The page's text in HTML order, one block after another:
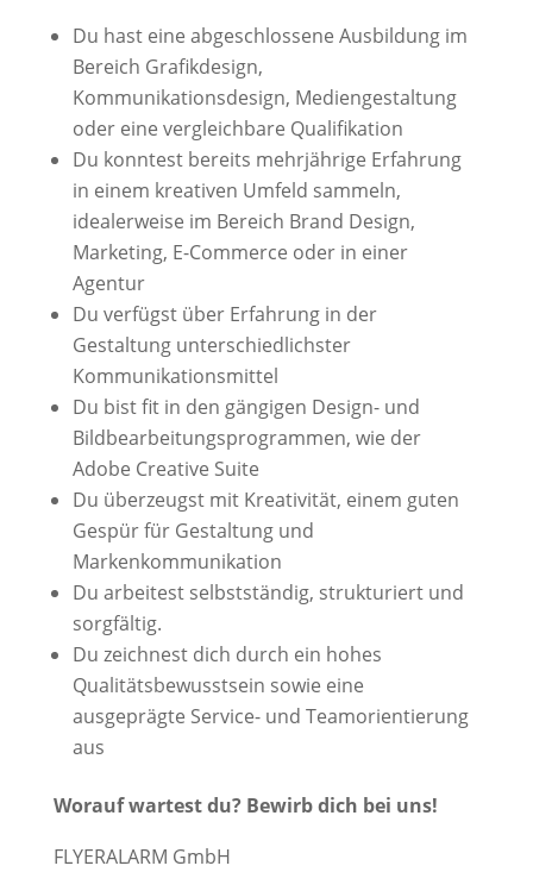
Du hast eine abgeschlossene Ausbildung im
Bereich Grafikdesign,
Kommunikationsdesign, Mediengestaltung
oder eine vergleichbare Qualifikation
Du konntest bereits mehrjährige Erfahrung
in einem kreativen Umfeld sammeln,
idealerweise im Bereich Brand Design,
Marketing, E-Commerce oder in einer
Agentur
Du verfügst über Erfahrung in der
Gestaltung unterschiedlichster
Kommunikationsmittel
Du bist fit in den gängigen Design- und
Bildbearbeitungsprogrammen, wie der
Adobe Creative Suite
Du überzeugst mit Kreativität, einem guten
Gespür für Gestaltung und
Markenkommunikation
Du arbeitest selbstständig, strukturiert und
sorgfältig.
Du zeichnest dich durch ein hohes
Qualitätsbewusstsein sowie eine
ausgeprägte Service- und Teamorientierung
aus
Worauf wartest du? Bewirb dich bei uns!
FLYERALARM GmbH